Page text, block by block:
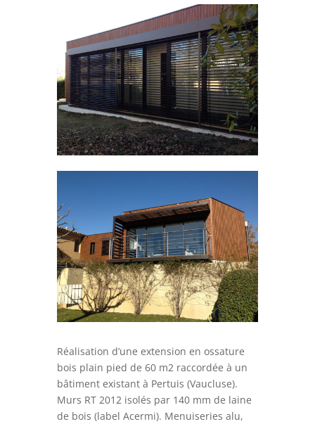
Réalisation d’une extension en ossature
bois plain pied de 60 m2 raccordée à un
bâtiment existant à Pertuis (Vaucluse).
Murs RT 2012 isolés par 140 mm de laine
de bois (label Acermi). Menuiseries alu,